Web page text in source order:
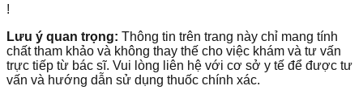
!
Lưu ý quan trọng: Thông tin trên trang này chỉ mang tính
chất tham khảo và không thay thế cho việc khám và tư vấn
trực tiếp từ bác sĩ. Vui lòng liên hệ với cơ sở y tế để được tư
vấn và hướng dẫn sử dụng thuốc chính xác.